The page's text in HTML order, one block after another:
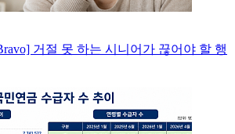
거절 못 하는 시니어가 끊어야 할 행